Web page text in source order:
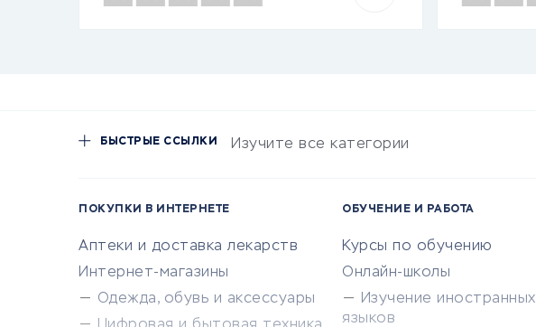
БЫСТРЫЕ ССЫЛКИ Изучите все категории
ПОКУПКИ В ИНТЕРНЕТЕ
Аптеки и доставка лекарств
Интернет-магазины
Одежда, обувь и аксессуары
ОБУЧЕНИЕ И РАБОТА
Курсы по обучению
Онлайн-школы
Изучение иностранных
языков